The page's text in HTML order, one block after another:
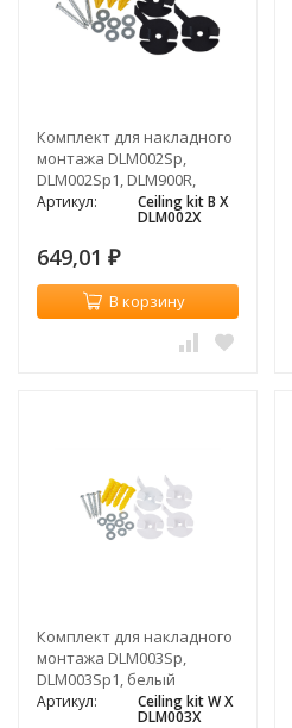
Комплект для накладного
монтажа DLM002Sp,
DLM002Sp1, DLM900R,
черный
Артикул: Ceiling kit B X
DLM002X
649,01 ₽
В корзину
Комплект для накладного
монтажа DLM003Sp,
DLM003Sp1, белый
Артикул: Ceiling kit W X
DLM003X